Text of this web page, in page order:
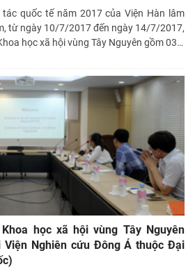
tác quốc tế năm 2017 của Viện Hàn lâm
từ ngày 10/7/2017 đến ngày 14/7/2017,
học xã hội vùng Tây Nguyên gồm 03…
học xã hội vùng Tây Nguyên
Nghiên cứu Đông Á thuộc Đại